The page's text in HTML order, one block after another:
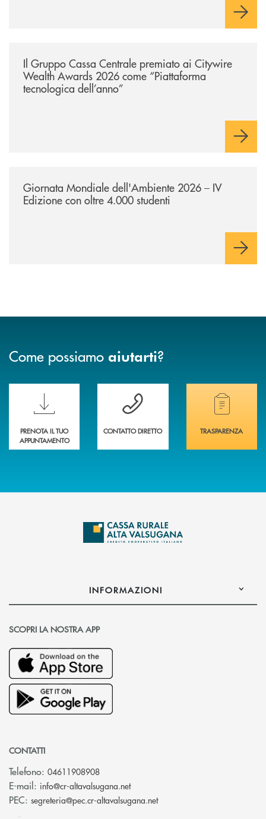
Il Gruppo Cassa Centrale premiato ai Citywire
Wealth Awards 2026 come “Piattaforma
tecnologica dell’anno”
Giornata Mondiale dell'Ambiente 2026 – IV
Edizione con oltre 4.000 studenti
Come possiamo aiutarti?
Scopri le funzionalità della nuova PRENOTA BANCA
PRENOTA IL TUO
APPUNTAMENTO
Hai bisogno di assistenza immediata?
CONTATTO DIRETTO
Hai bisogno di
TRASPARENZA
INFORMAZIONI
SCOPRI LA NOSTRA APP
CONTATTI
Telefono: 04611908908
E-mail: info@cr-altavalsugana.net(si apre l’app di posta
PEC: segreteria@pec.cr-altavalsugana.net(si apre l’app di posta